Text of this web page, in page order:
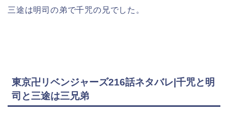
三途は明司の弟で千咒の兄でした。
東京卍リベンジャーズ216話ネタバレ|千咒と明
司と三途は三兄弟